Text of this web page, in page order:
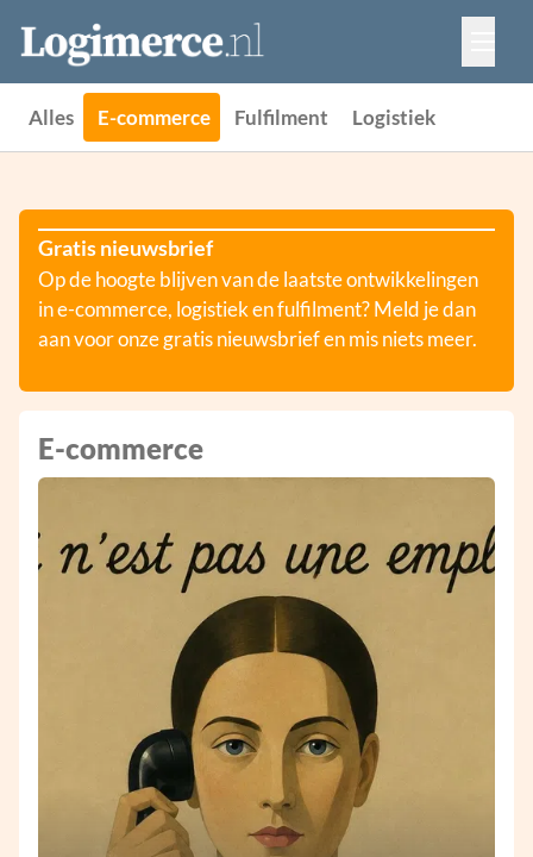
Vacatures
Events
Adverteren
Partners
Alles E-commerce Fulfilment Logistiek
Gratis nieuwsbrief
Op de hoogte blijven van de laatste ontwikkelingen
in e-commerce, logistiek en fulfilment? Meld je dan
aan voor onze gratis nieuwsbrief en mis niets meer.
E-commerce